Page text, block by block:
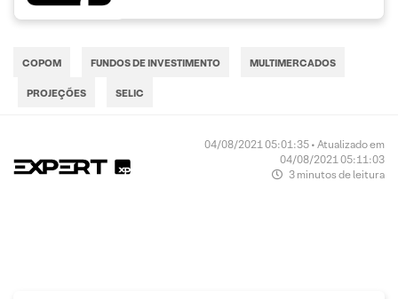
COPOM FUNDOS DE INVESTIMENTO MULTIMERCADOS
PROJEÇÕES SELIC
04/08/2021 05:01:35 • Atualizado em
04/08/2021 05:11:03
3 minutos de leitura